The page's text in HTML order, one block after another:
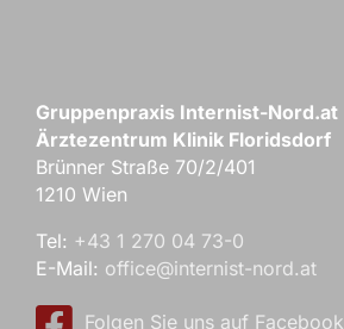
Gruppenpraxis Internist-Nord.at
Ärztezentrum Klinik Floridsdorf
Brünner Straße 70/2/401
1210 Wien
Tel: +43 1 270 04 73-0
E-Mail: office@internist-nord.at
Folgen Sie uns auf Facebook